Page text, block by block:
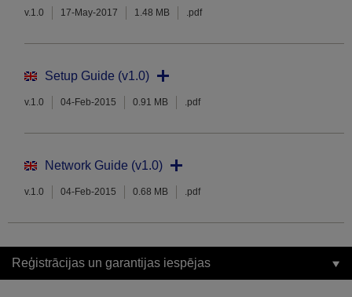
v.1.0 17-May-2017 1.48 MB .pdf
Setup Guide (v1.0)
v.1.0 04-Feb-2015 0.91 MB .pdf
Network Guide (v1.0)
v.1.0 04-Feb-2015 0.68 MB .pdf
Reģistrācijas un garantijas iespējas